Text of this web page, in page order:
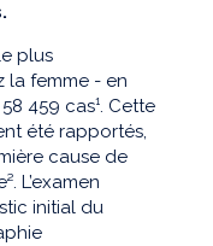
plus
la femme - en
459 cas¹. Cette
été rapportés,
cause de
L’examen
initial du